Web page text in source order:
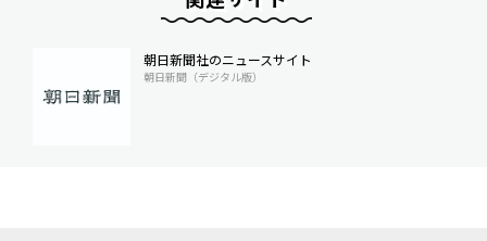
朝日新聞社のニュースサイト
朝日新聞（デジタル版）